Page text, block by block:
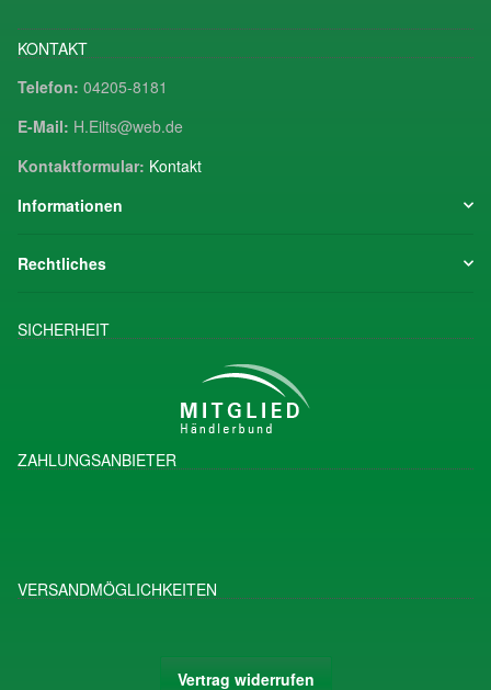
KONTAKT
Telefon: 04205-8181
E-Mail: H.Eilts@web.de
Kontaktformular: Kontakt
Informationen
Rechtliches
SICHERHEIT
ZAHLUNGSANBIETER
VERSANDMÖGLICHKEITEN
Vertrag widerrufen